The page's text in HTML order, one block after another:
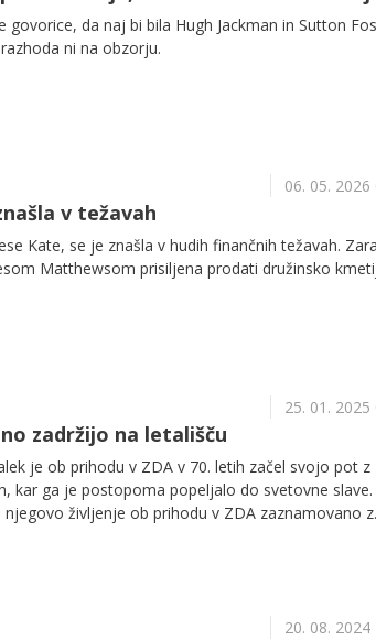
da naj bi bila Hugh Jackman in Sutton
ni na obzorju.
06. 05. 2026
v težavah
Kate, se je znašla v hudih finančnih težavah.
Matthewsom prisiljena prodati družinsko
25. 01. 2025
zadržijo na letališču
je ob prihodu v ZDA v 70. letih začel svojo pot z
kar ga je postopoma popeljalo do svetovne slave.
življenje ob prihodu v ZDA zaznamovano z
20. 08. 2024